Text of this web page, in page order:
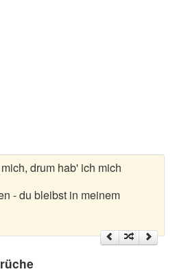
drum hab' ich mich
- du bleibst in meinem